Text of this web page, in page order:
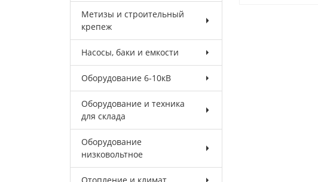
Метизы и строительный
крепеж
Насосы, баки и емкости
Оборудование 6-10кВ
Оборудование и техника
для склада
Оборудование
низковольтное